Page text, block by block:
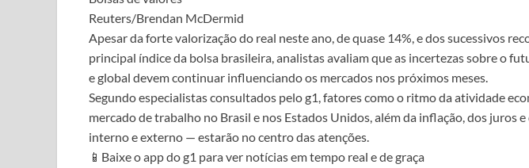
Reuters/Brendan McDermid
Apesar da forte valorização do real neste ano, de quase 14%, e dos sucessivos
principal índice da bolsa brasileira, analistas avaliam que as incertezas sobre o
e global devem continuar influenciando os mercados nos próximos meses.
Segundo especialistas consultados pelo g1, fatores como o ritmo da atividade
mercado de trabalho no Brasil e nos Estados Unidos, além da inflação, dos juros
interno e externo — estarão no centro das atenções.
📱Baixe o app do g1 para ver notícias em tempo real e de graça